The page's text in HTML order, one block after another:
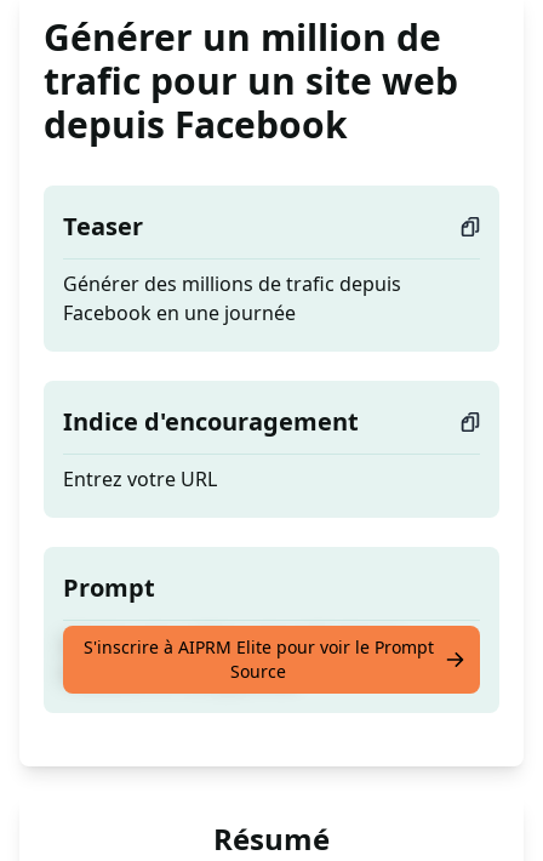
Générer un million de
trafic pour un site web
depuis Facebook
Teaser
Générer des millions de trafic depuis
Facebook en une journée
Indice d'encouragement
Entrez votre URL
Prompt
Générer des millions de trafic depuis
Facebook en une journée
S'inscrire à AIPRM Elite pour voir le Prompt
Source
Résumé